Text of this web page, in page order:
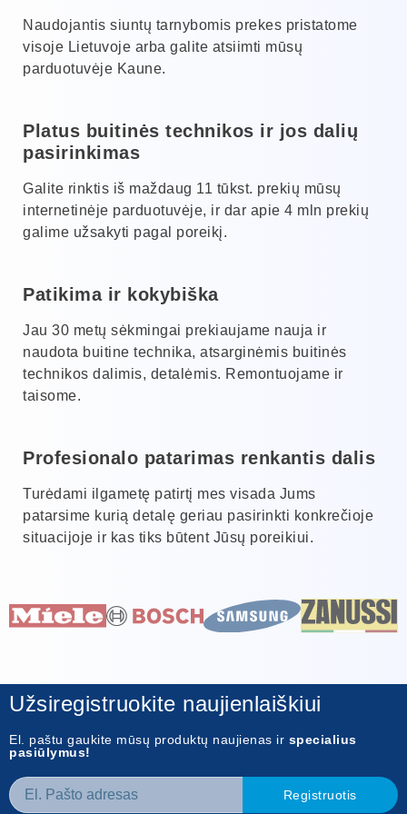
Naudojantis siuntų tarnybomis prekes pristatome
visoje Lietuvoje arba galite atsiimti mūsų
parduotuvėje Kaune.
Platus buitinės technikos ir jos dalių
pasirinkimas
Galite rinktis iš maždaug 11 tūkst. prekių mūsų
internetinėje parduotuvėje, ir dar apie 4 mln prekių
galime užsakyti pagal poreikį.
Patikima ir kokybiška
Jau 30 metų sėkmingai prekiaujame nauja ir
naudota buitine technika, atsarginėmis buitinės
technikos dalimis, detalėmis. Remontuojame ir
taisome.
Profesionalo patarimas renkantis dalis
Turėdami ilgametę patirtį mes visada Jums
patarsime kurią detalę geriau pasirinkti konkrečioje
situacijoje ir kas tiks būtent Jūsų poreikiui.
Užsiregistruokite naujienlaiškiui
El. paštu gaukite mūsų produktų naujienas ir specialius
pasiūlymus!
Registruotis